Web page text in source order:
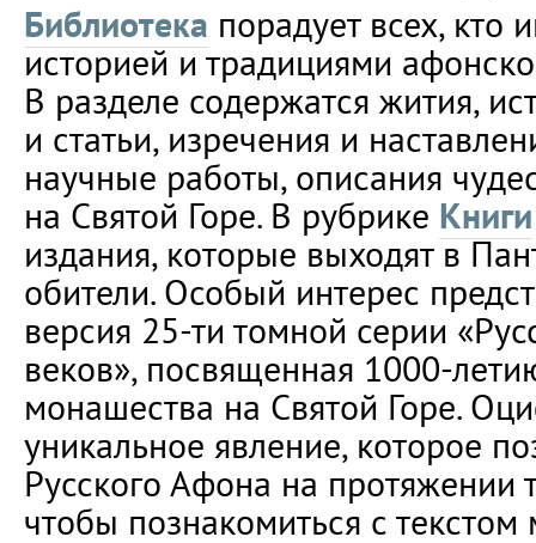
Библиотека порадует всех, кто
историей и традициями
В разделе содержатся жития,
и статьи, изречения и
научные работы, описания
на Святой Горе. В рубрике Книги
издания, которые выходят в
обители. Особый интерес
версия 25-ти томной серии
веков», посвященная 1000-
монашества на Святой Горе.
уникальное явление, которое
Русского Афона на протяжении
чтобы познакомиться с текстом